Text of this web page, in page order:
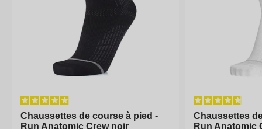
Chaussettes de course à pied -
Run Anatomic Crew noir
Chaussettes de course à pied -
Run Anatomic Crew noir
Chaussettes
Run Anatomic
Chaussettes
Run Anatomic